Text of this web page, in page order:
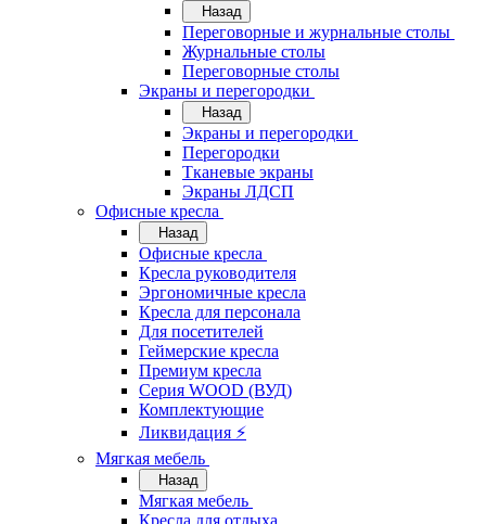
Назад
Переговорные и журнальные столы
Журнальные столы
Переговорные столы
Экраны и перегородки
Назад
Экраны и перегородки
Перегородки
Тканевые экраны
Экраны ЛДСП
Офисные кресла
Назад
Офисные кресла
Кресла руководителя
Эргономичные кресла
Кресла для персонала
Для посетителей
Геймерские кресла
Премиум кресла
Серия WOOD (ВУД)
Комплектующие
Ликвидация ⚡
Мягкая мебель
Назад
Мягкая мебель
Кресла для отдыха